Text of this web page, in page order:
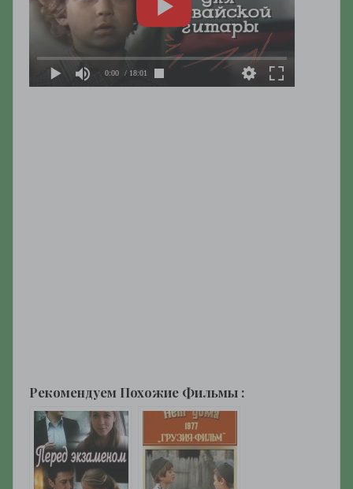
0:00 / 18:01
Рекомендуем Похожие Фильмы :